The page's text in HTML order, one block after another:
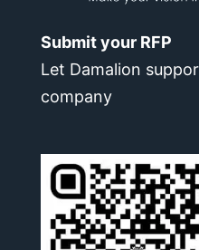
Submit your RFP
Let Damalion
company